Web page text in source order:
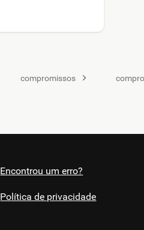
compromissos
Encontrou um erro?
Política de privacidade